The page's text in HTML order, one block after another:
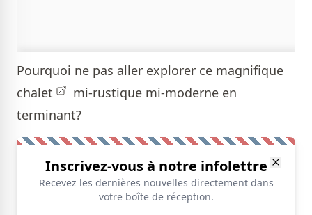
Pourquoi ne pas aller explorer ce magnifique
chalet
mi-rustique mi-moderne en
terminant?
Inscrivez-vous à notre infolettre
Recevez les dernières nouvelles directement dans
votre boîte de réception.